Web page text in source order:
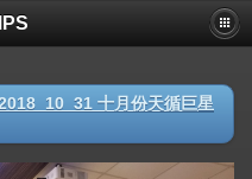
十月份天循巨星